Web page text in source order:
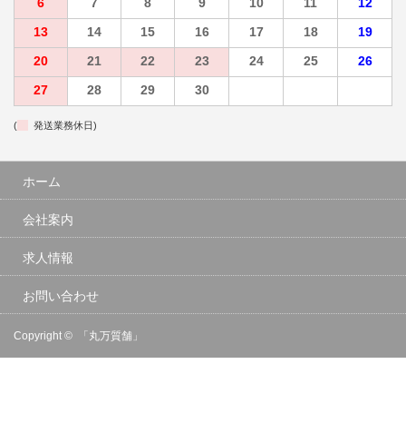
6 7 8 9 10 11 12
13 14 15 16 17 18 19
20 21 22 23 24 25 26
27 28 29 30
( 発送業務休日)
ホーム
会社案内
求人情報
お問い合わせ
Copyright © 「丸万質舗」